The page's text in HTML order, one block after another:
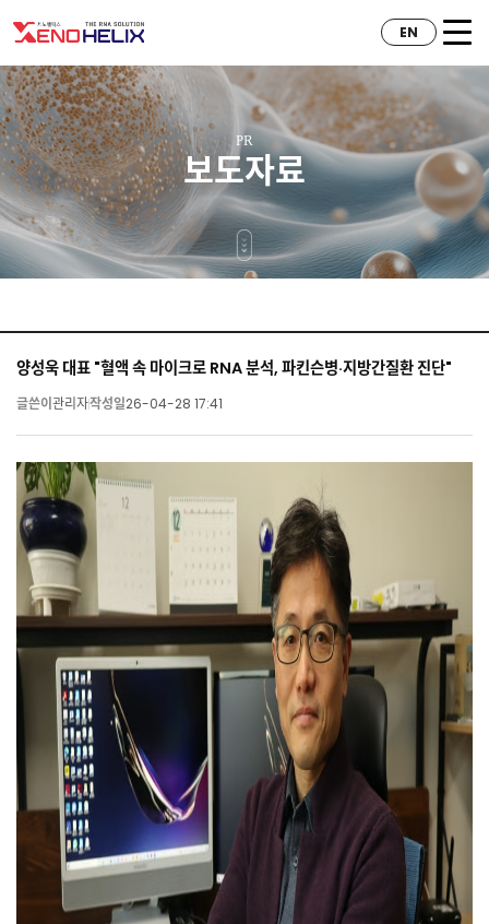
EN
PR
보도자료
양성욱 대표 "혈액 속 마이크로 RNA 분석, 파킨슨병·지방간질환 진단"
글쓴이 관리자작성일26-04-28 17:41